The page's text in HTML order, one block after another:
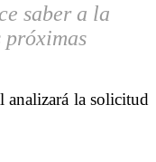
saber a la
próximas
analizará la solicitud